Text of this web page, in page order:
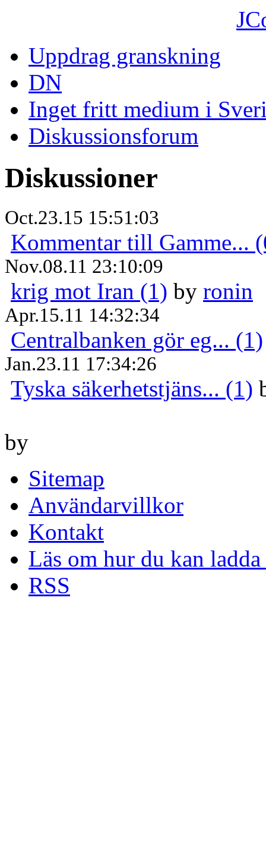
Uppdrag granskning
DN
Inget fritt medium i
Diskussionsforum
Diskussioner
Oct.23.15 15:51:03
Kommentar till Gamme...
Nov.08.11 23:10:09
krig mot Iran (1) by ronin
Apr.15.11 14:32:34
Centralbanken gör eg... (1)
Jan.23.11 17:34:26
Tyska säkerhetstjäns... (1)
by
Sitemap
Användarvillkor
Kontakt
Läs om hur du kan
RSS